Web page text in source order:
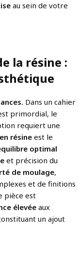
au sein de votre
la résine :
Dans un cahier
primordial, le
requiert une
résineest le
optimal
et précision du
de moulage,
et de finitions
pièce est
élevée aux
un ajout